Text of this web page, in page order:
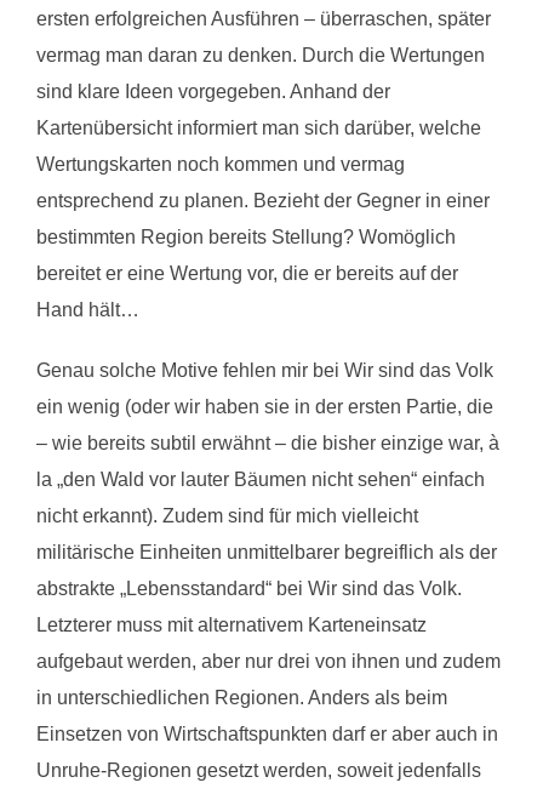
ersten erfolgreichen Ausführen – überraschen, später
vermag man daran zu denken. Durch die Wertungen
sind klare Ideen vorgegeben. Anhand der
Kartenübersicht informiert man sich darüber, welche
Wertungskarten noch kommen und vermag
entsprechend zu planen. Bezieht der Gegner in einer
bestimmten Region bereits Stellung? Womöglich
bereitet er eine Wertung vor, die er bereits auf der
Hand hält…
Genau solche Motive fehlen mir bei Wir sind das Volk
ein wenig (oder wir haben sie in der ersten Partie, die
– wie bereits subtil erwähnt – die bisher einzige war, à
la „den Wald vor lauter Bäumen nicht sehen“ einfach
nicht erkannt). Zudem sind für mich vielleicht
militärische Einheiten unmittelbarer begreiflich als der
abstrakte „Lebensstandard“ bei Wir sind das Volk.
Letzterer muss mit alternativem Karteneinsatz
aufgebaut werden, aber nur drei von ihnen und zudem
in unterschiedlichen Regionen. Anders als beim
Einsetzen von Wirtschaftspunkten darf er aber auch in
Unruhe-Regionen gesetzt werden, soweit jedenfalls